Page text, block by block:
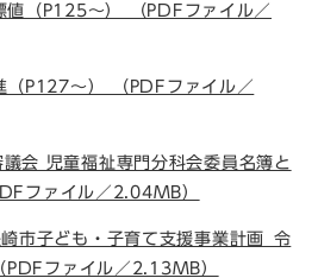
値（P125～） （PDFファイル／
（P127～） （PDFファイル／
会 児童福祉専門分科会委員名簿と
ファイル／2.04MB）
市子ども・子育て支援事業計画_令
ファイル／2.13MB）